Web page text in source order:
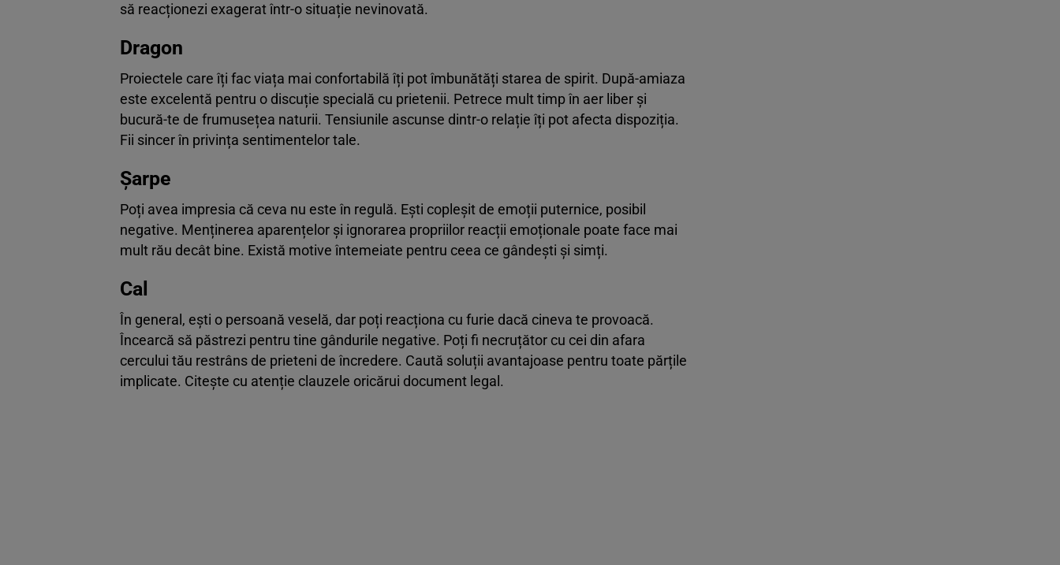
să reacționezi exagerat într-o situație nevinovată.
Dragon
Proiectele care îți fac viața mai confortabilă îți pot îmbunătăți starea de spirit. După-amiaza
este excelentă pentru o discuție specială cu prietenii. Petrece mult timp în aer liber și
bucură-te de frumusețea naturii. Tensiunile ascunse dintr-o relație îți pot afecta dispoziția.
Fii sincer în privința sentimentelor tale.
Șarpe
Poți avea impresia că ceva nu este în regulă. Ești copleșit de emoții puternice, posibil
negative. Menținerea aparențelor și ignorarea propriilor reacții emoționale poate face mai
mult rău decât bine. Există motive întemeiate pentru ceea ce gândești și simți.
Cal
În general, ești o persoană veselă, dar poți reacționa cu furie dacă cineva te provoacă.
Încearcă să păstrezi pentru tine gândurile negative. Poți fi necruțător cu cei din afara
cercului tău restrâns de prieteni de încredere. Caută soluții avantajoase pentru toate părțile
implicate. Citește cu atenție clauzele oricărui document legal.